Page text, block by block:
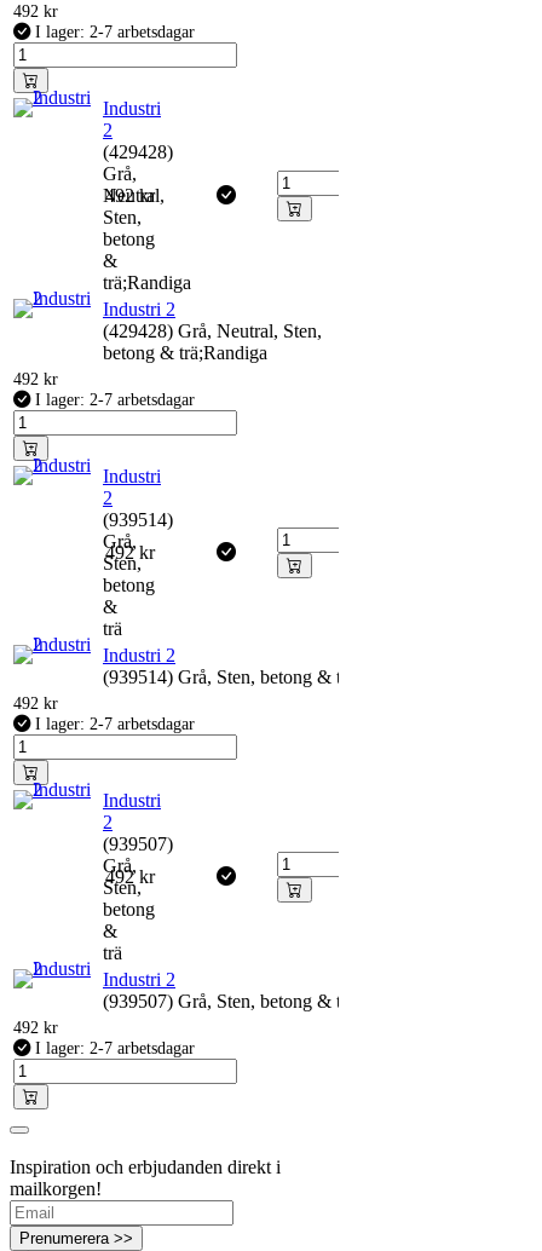
492 kr
I lager: 2-7 arbetsdagar
Industri
2
(429428)
Grå,
Neutral,
Sten,
betong
&
trä;Randiga
492kr
Industri 2
(429428) Grå, Neutral, Sten,
betong & trä;Randiga
492 kr
I lager: 2-7 arbetsdagar
Industri
2
(939514)
Grå,
Sten,
betong
&
trä
492kr
Industri 2
(939514) Grå, Sten, betong & trä
492 kr
I lager: 2-7 arbetsdagar
Industri
2
(939507)
Grå,
Sten,
betong
&
trä
492kr
Industri 2
(939507) Grå, Sten, betong & trä
492 kr
I lager: 2-7 arbetsdagar
Inspiration och erbjudanden direkt i
mailkorgen!
Prenumerera >>